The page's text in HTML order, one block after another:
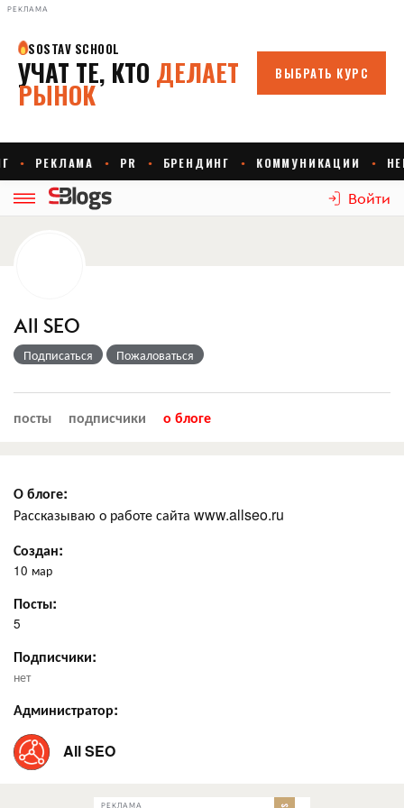
РЕКЛАМА
Войти
All SEO
Подписаться Пожаловаться
посты подписчики о блоге
О блоге:
Рассказываю о работе сайта www.allseo.ru
Создан:
10 мар
Посты:
5
Подписчики:
нет
Администратор:
All SEO
РЕКЛАМА